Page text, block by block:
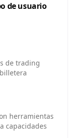
de usuario
de trading
herramientas
capacidades